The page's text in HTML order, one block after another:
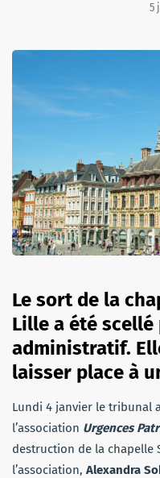
5
Le sort de la
Lille a été
administratif.
laisser place à
Lundi 4 janvier le tribunal
l’association Urgences
destruction de la chapelle
l’association, Alexandra